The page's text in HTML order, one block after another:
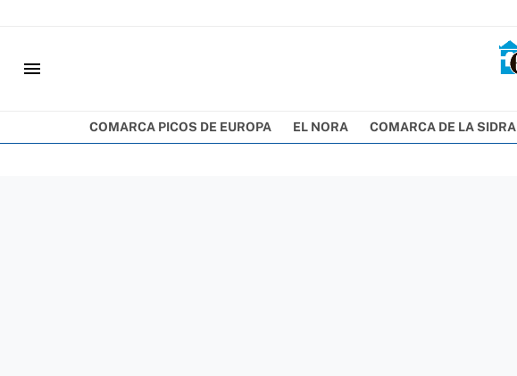
menu
COMARCA PICOS DE EUROPA EL NORA COMARCA DE LA SIDRA